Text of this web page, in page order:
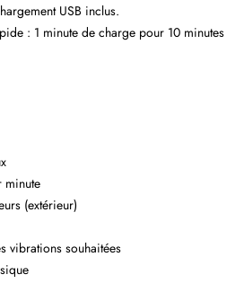
USB inclus.
: 1 minute de charge pour 10 minutes
minute
(extérieur)
vibrations souhaitées